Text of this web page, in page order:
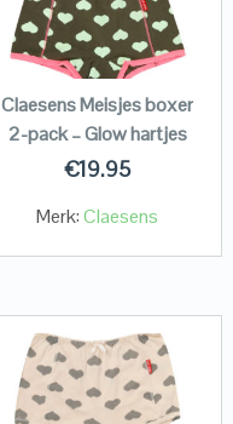
Claesens Meisjes boxer
2-pack – Glow hartjes
€19.95
Merk:Claesens